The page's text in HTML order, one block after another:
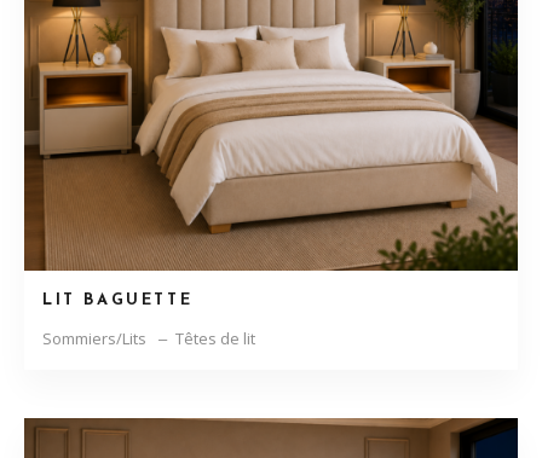
LIT BAGUETTE
Sommiers/Lits Têtes de lit